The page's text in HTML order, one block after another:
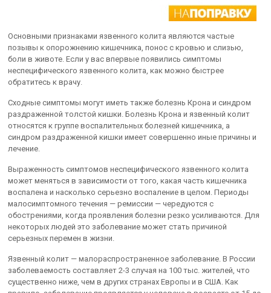
Основными признаками язвенного колита являются частые
позывы к опорожнению кишечника, понос с кровью и слизью,
боли в животе. Если у вас впервые появились симптомы
неспецифического язвенного колита, как можно быстрее
обратитесь к врачу.
Сходные симптомы могут иметь также болезнь Крона и синдром
раздраженной толстой кишки. Болезнь Крона и язвенный колит
относятся к группе воспалительных болезней кишечника, а
синдром раздраженной кишки имеет совершенно иные причины и
лечение.
Выраженность симптомов неспецифического язвенного колита
может меняться в зависимости от того, какая часть кишечника
воспалена и насколько серьезно воспаление в целом. Периоды
малосимптомного течения — ремиссии — чередуются с
обострениями, когда проявления болезни резко усиливаются. Для
некоторых людей это заболевание может стать причиной
серьезных перемен в жизни.
Язвенный колит — малораспространенное заболевание. В России
заболеваемость составляет 2-3 случая на 100 тыс. жителей, что
существенно ниже, чем в других странах Европы и в США. Как